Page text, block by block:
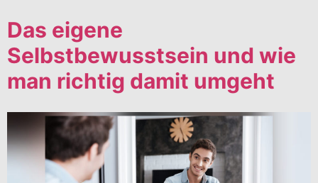
Das eigene
Selbstbewusstsein und wie
man richtig damit umgeht